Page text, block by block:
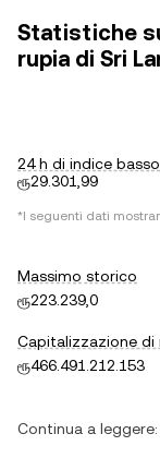
Statistiche
rupia di Sri
24 h di indice basso
ரூ29.301,99
*I seguenti dati
Massimo storico
ரூ223.239,0
Capitalizzazione di
ரூ466.491.212.153
Continua a leggere: